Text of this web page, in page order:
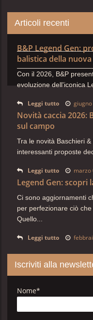
Articoli recenti
B&P Legend Gen:
balistica della
Con il 2026, B&P
evoluzione dell'iconica
Leggi tutto giugno
Novità caccia 2026:
sul campo
Tra le novità Baschieri
interessanti proposte
Leggi tutto marzo
Legend Gen: scopri
Ci sono aggiornamenti
per perfezionare ciò
Quello...
Leggi tutto
Iscriviti alla
Nome*